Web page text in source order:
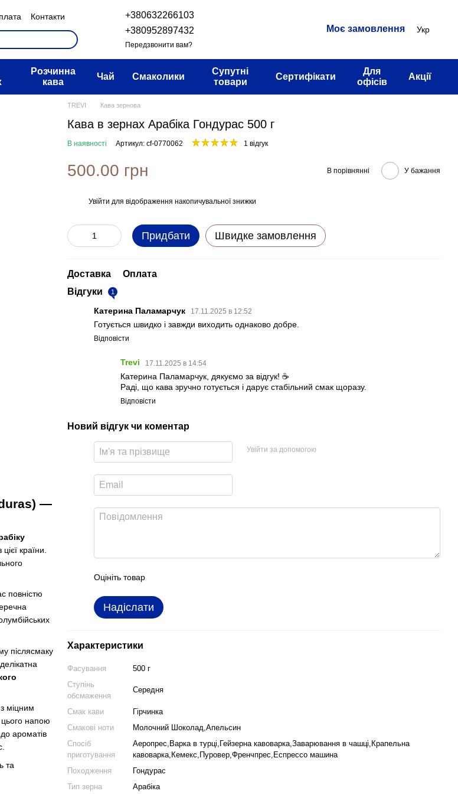
Контакти
+380632266103
+380952897432
Передзвонити вам?
Моє замовлення Укр
Розчинна
кава
Чай Смаколики
Супутні
товари
Сертифікати
Для
офісів
Акції
—
країни.
повністю
післясмаку
міцним
цього напою
ароматів
та
TREVI Кава зернова
Кава в зернах Арабіка Гондурас 500 г
В наявності Артикул: cf-0770062 1 відгук
500.00 грн В порівнянні У бажання
Увійти для відображення накопичувальної знижки
Придбати Швидке замовлення
Доставка
Оплата
Відгуки
1
Катерина Паламарчук 17.11.2025 в 12:52
Готується швидко і завжди виходить однаково добре.
Відповісти
Trevi 17.11.2025 в 14:54
Катерина Паламарчук, дякуємо за відгук! ☕
Раді, що кава зручно готується і дарує стабільний смак щоразу.
Відповісти
Новий відгук чи коментар
Увійти за допомогою
Оцініть товар
Надіслати
Характеристики
Фасування
500 г
Ступінь
обсмаження
Середня
Смак кави
Гірчинка
Смакові ноти
Молочний Шоколад,Апельсин
Спосіб
приготування
Аеропрес,Варка в турці,Гейзерна кавоварка,Заварювання в чашці,Крапельна
кавоварка,Кемекс,Пуровер,Френчпрес,Еспрессо машина
Походження
Гондурас
Тип зерна
Арабіка